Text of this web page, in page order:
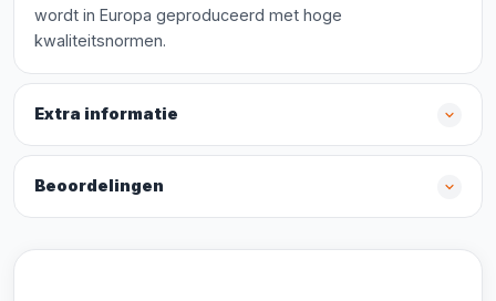
wordt in Europa geproduceerd met hoge
kwaliteitsnormen.
Extra informatie
Beoordelingen